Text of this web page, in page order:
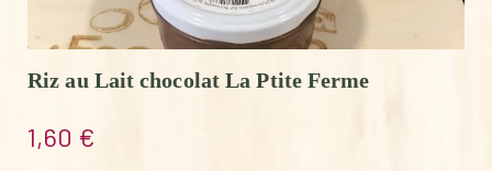
Riz au Lait chocolat La Ptite Ferme
1,60 €